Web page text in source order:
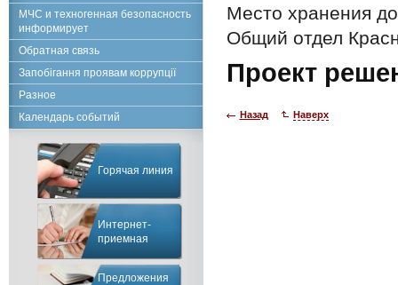
Место хранения
Общий отдел
Проект
Назад Наверх
МЧС и техногенная безопасность
информирует
Обратная связь
Запобігання проявам коррупції
Разное
Календарь событий
Горячая линия
Интернет-
приемная
Предложения